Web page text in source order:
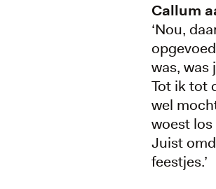
Callum
‘Nou,
was, was
Tot ik tot
wel
woest
Juist
feestjes.’